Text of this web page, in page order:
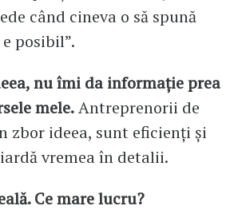
când cineva o să spună
posibil”.
nu îmi da informație prea
mele.Antreprenorii de
zbor ideea, sunt eficienți și
vremea în detalii.
Ce mare lucru?